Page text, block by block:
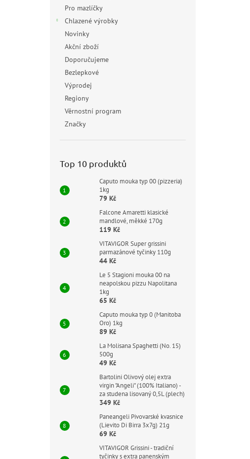
Pro mazlíčky
Chlazené výrobky
Novinky
Akční zboží
Doporučujeme
Bezlepkové
Výprodej
Regiony
Věrnostní program
Značky
Top 10 produktů
Caputo mouka typ 00 (pizzeria)
1kg
79 Kč
Falcone Amaretti klasické
mandlové, měkké 170g
119 Kč
VITAVIGOR Super grissini
parmazánové tyčinky 110g
44 Kč
Le 5 Stagioni mouka 00 na
neapolskou pizzu Napolitana
1kg
65 Kč
Caputo mouka typ 0 (Manitoba
Oro) 1kg
89 Kč
La Molisana Spaghetti (No. 15)
500g
49 Kč
Bartolini Olivový olej extra
virgin "Angeli" (100% Italiano) -
za studena lisovaný 0,5L (plech)
349 Kč
Paneangeli Pivovarské kvasnice
(Lievito Di Birra 3x7g) 21g
69 Kč
VITAVIGOR Grissini - tradiční
tyčinky s extra panenským